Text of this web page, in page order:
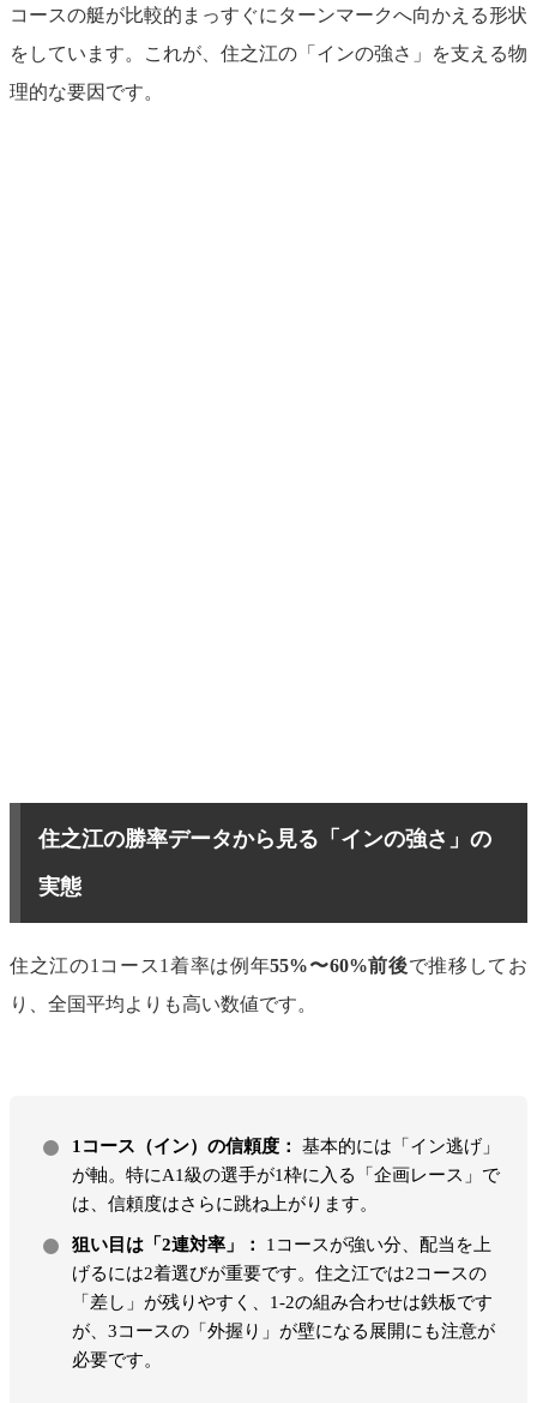
コースの艇が比較的まっすぐにターンマークへ向かえる形状
をしています。これが、住之江の「インの強さ」を支える物
理的な要因です。
住之江の勝率データから見る「インの強さ」の
実態
住之江の1コース1着率は例年55%〜60%前後で推移してお
り、全国平均よりも高い数値です。
1コース（イン）の信頼度：
基本的には「イン逃げ」
が軸。特にA1級の選手が1枠に入る「企画レース」で
は、信頼度はさらに跳ね上がります。
狙い目は「2連対率」：
1コースが強い分、配当を上
げるには2着選びが重要です。住之江では2コースの
「差し」が残りやすく、1-2の組み合わせは鉄板です
が、3コースの「外握り」が壁になる展開にも注意が
必要です。